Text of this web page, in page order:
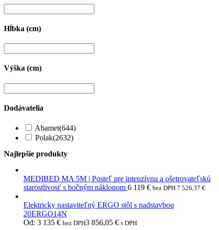
Hĺbka (cm)
Výška (cm)
Dodávatelia
Abamet(644)
Polak(2632)
Najlepšie produkty
MEDIBED MA 5M | Posteľ pre intenzívnu a ošetrovateľskú
starostlivosť s bočným náklonom 6 119 € bez DPH 7 526,37 €
Elektricky nastaviteľný ERGO stôl s nadstavbou
20ERGO14N
Od: 3 135 € bez DPH3 856,05 € s DPH